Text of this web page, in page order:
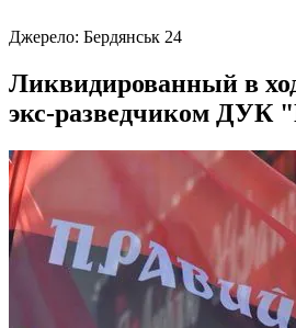
Джерело: Бердянськ 24
Ликвидированный в
экс-разведчиком ДУК